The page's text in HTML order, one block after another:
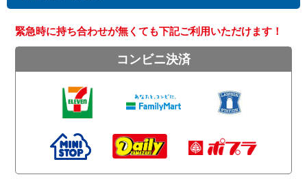
緊急時に持ち合わせが無くても下記ご利用いただけます！
コンビニ決済